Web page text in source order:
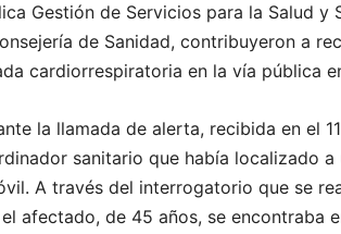
Gestión de Servicios para la Salud y
de Sanidad, contribuyeron a
cardiorrespiratoria en la vía pública
la llamada de alerta, recibida en el
sanitario que había localizado
A través del interrogatorio que se
afectado, de 45 años, se encontraba